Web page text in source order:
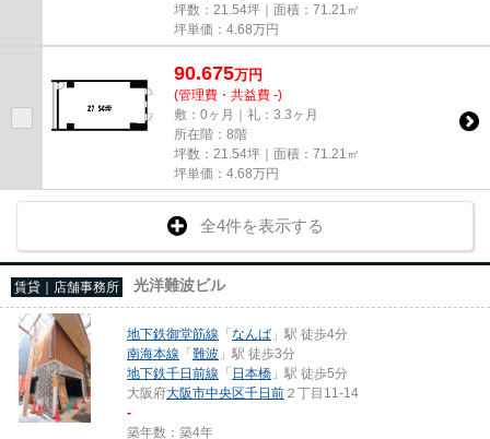
坪数：21.54坪｜面積：71.21㎡
坪単価： 4.68万円
90.675万円
(管理費・共益費 -)
敷：0ヶ月｜礼：3.3ヶ月
所在階：8階
坪数：21.54坪｜面積：71.21㎡
坪単価： 4.68万円
全4件を表示する
賃貸｜店舗事務所 光洋難波ビル
地下鉄御堂筋線 「なんば 」駅 徒歩4分
南海本線 「難波 」駅 徒歩3分
地下鉄千日前線 「 日本橋 」駅 徒歩5分
大阪府大阪市中央区千日前 ２丁目11-14
-
築年数：築4年